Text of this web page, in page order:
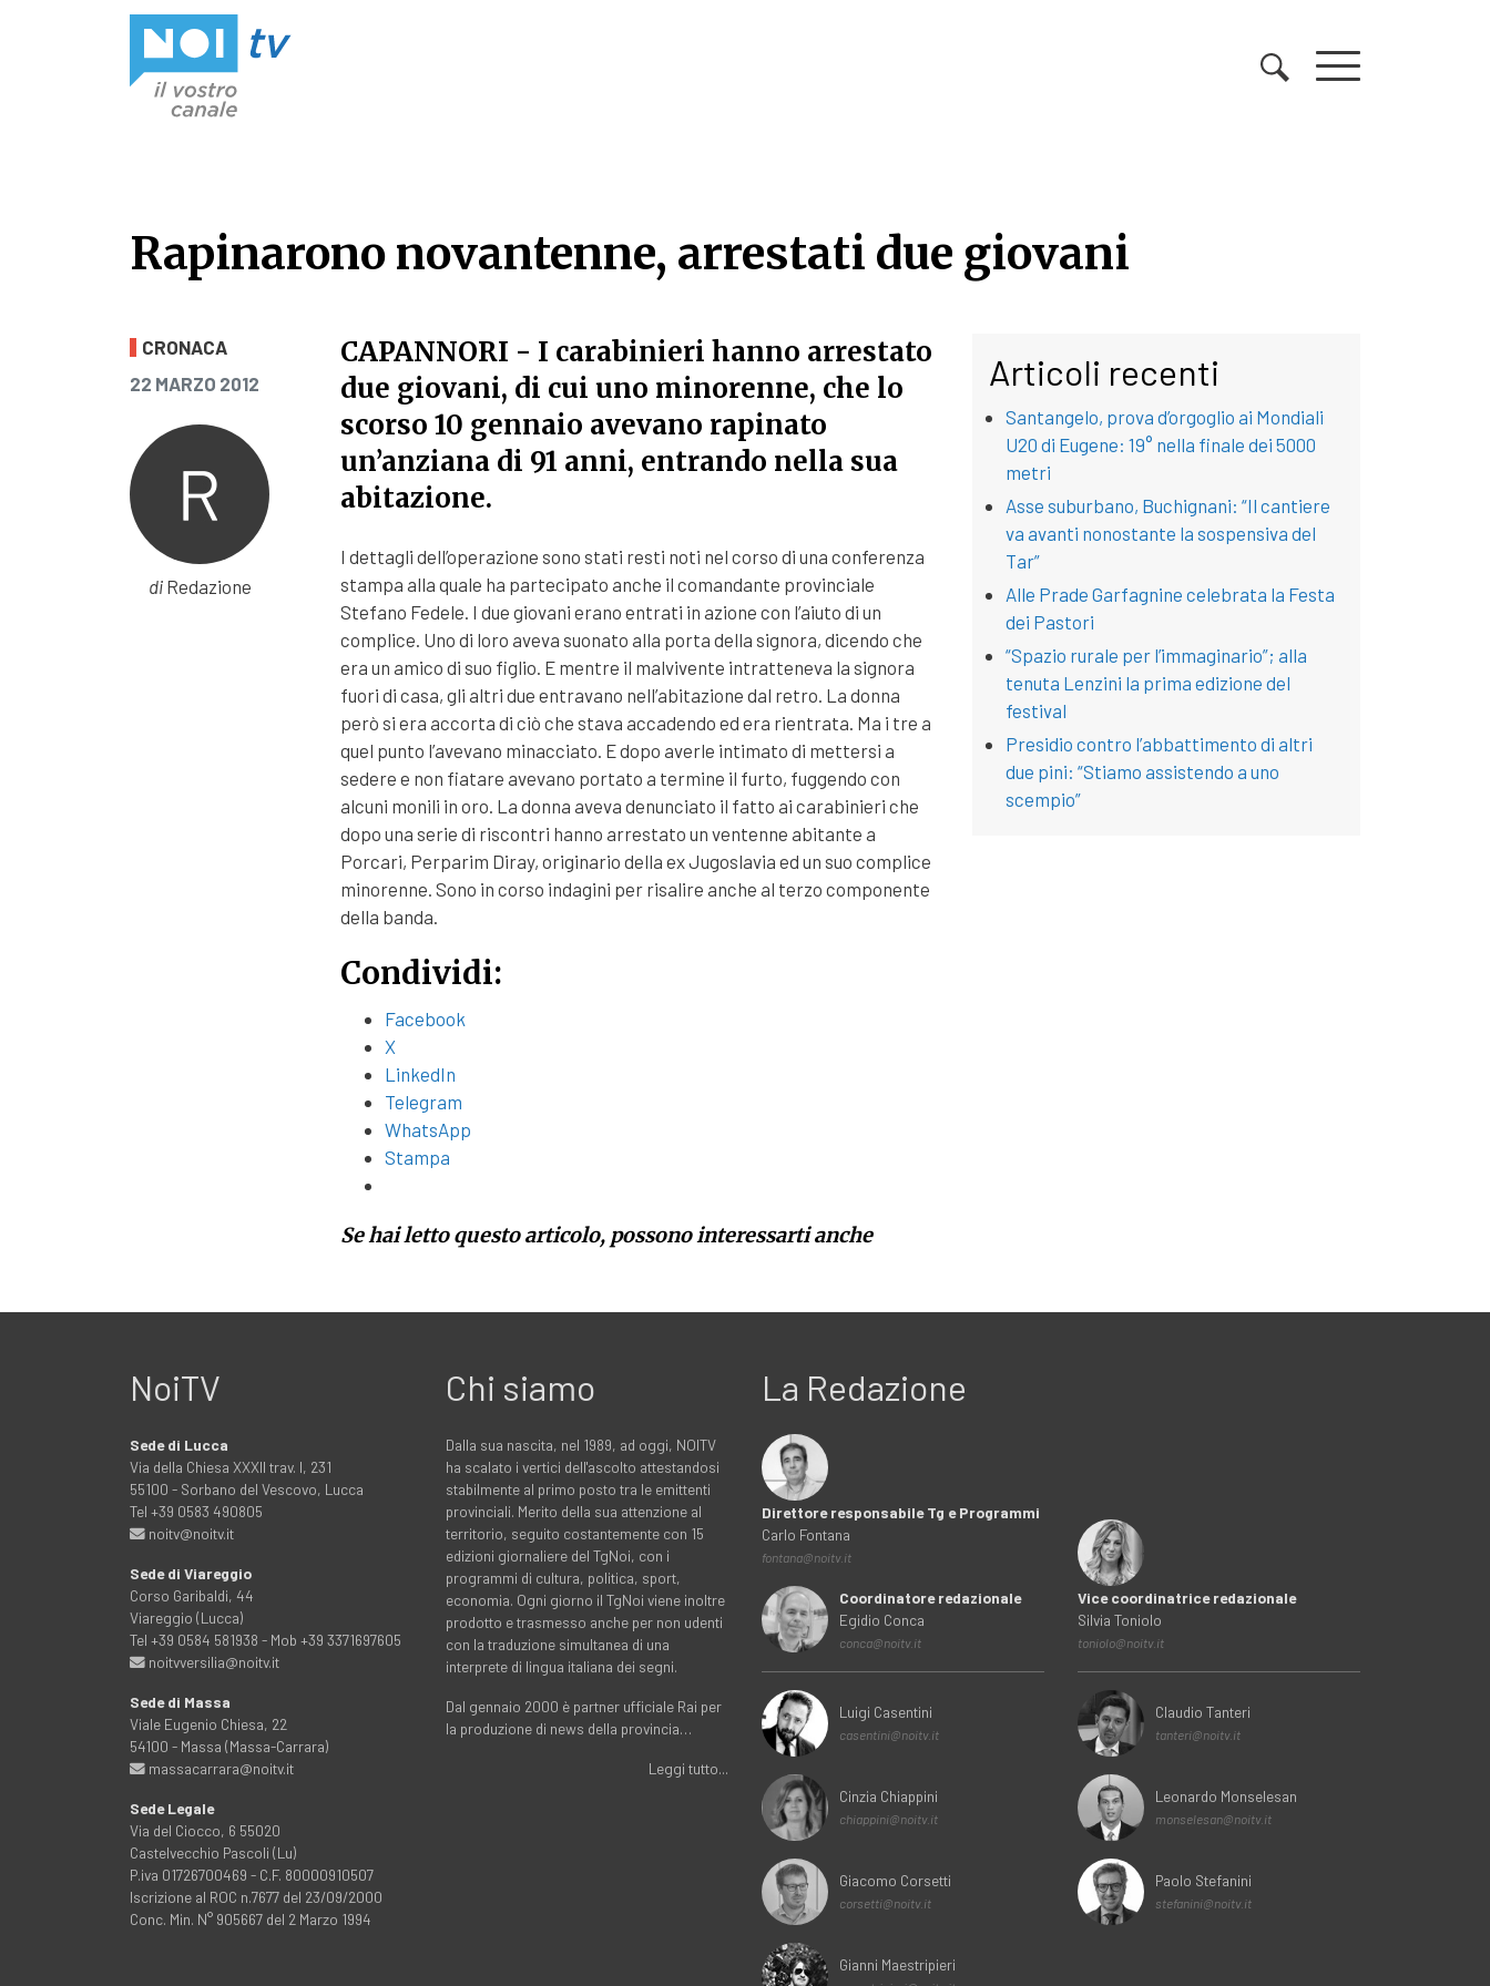
Rapinarono novantenne, arrestati due giovani
Rapinarono novantenne, arrestati due giovani
CRONACA
PUBBLICATO IL
22 MARZO 2012
diRedazione
CAPANNORI - I carabinieri hanno arrestato
due giovani, di cui uno minorenne, che lo
scorso 10 gennaio avevano rapinato
un’anziana di 91 anni, entrando nella sua
abitazione.
I dettagli dell’operazione sono stati resti noti nel corso di una conferenza
stampa alla quale ha partecipato anche il comandante provinciale
Stefano Fedele. I due giovani erano entrati in azione con l’aiuto di un
complice. Uno di loro aveva suonato alla porta della signora, dicendo che
era un amico di suo figlio. E mentre il malvivente intratteneva la signora
fuori di casa, gli altri due entravano nell’abitazione dal retro. La donna
però si era accorta di ciò che stava accadendo ed era rientrata. Ma i tre a
quel punto l’avevano minacciato. E dopo averle intimato di mettersi a
sedere e non fiatare avevano portato a termine il furto, fuggendo con
alcuni monili in oro. La donna aveva denunciato il fatto ai carabinieri che
dopo una serie di riscontri hanno arrestato un ventenne abitante a
Porcari, Perparim Diray, originario della ex Jugoslavia ed un suo complice
minorenne. Sono in corso indagini per risalire anche al terzo componente
della banda.
Condividi:
Facebook
X
LinkedIn
Telegram
WhatsApp
Stampa
Se hai letto questo articolo, possono interessarti anche
Articoli recenti
Santangelo, prova d’orgoglio ai Mondiali
U20 di Eugene: 19° nella finale dei 5000
metri
Asse suburbano, Buchignani: “Il cantiere
va avanti nonostante la sospensiva del
Tar”
Alle Prade Garfagnine celebrata la Festa
dei Pastori
“Spazio rurale per l’immaginario”; alla
tenuta Lenzini la prima edizione del
festival
Presidio contro l’abbattimento di altri
due pini: “Stiamo assistendo a uno
scempio”
NoiTV
Sede di Lucca
Via della Chiesa XXXII trav. I, 231
55100 - Sorbano del Vescovo, Lucca
Tel +39 0583 490805
noitv@noitv.it
Sede di Viareggio
Corso Garibaldi, 44
Viareggio (Lucca)
Tel +39 0584 581938 - Mob +39 3371697605
noitvversilia@noitv.it
Sede di Massa
Viale Eugenio Chiesa, 22
54100 - Massa (Massa-Carrara)
massacarrara@noitv.it
Sede Legale
Via del Ciocco, 6 55020
Castelvecchio Pascoli (Lu)
P.iva 01726700469 - C.F. 80000910507
Iscrizione al ROC n.7677 del 23/09/2000
Conc. Min. N° 905667 del 2 Marzo 1994
Chi siamo
Dalla sua nascita, nel 1989, ad oggi, NOITV
ha scalato i vertici dell'ascolto attestandosi
stabilmente al primo posto tra le emittenti
provinciali. Merito della sua attenzione al
territorio, seguito costantemente con 15
edizioni giornaliere del TgNoi, con i
programmi di cultura, politica, sport,
economia. Ogni giorno il TgNoi viene inoltre
prodotto e trasmesso anche per non udenti
con la traduzione simultanea di una
interprete di lingua italiana dei segni.
Dal gennaio 2000 è partner ufficiale Rai per
la produzione di news della provincia…
Leggi tutto...
La Redazione
Direttore responsabile Tg e Programmi
Carlo Fontana
fontana@noitv.it
Coordinatore redazionale
Egidio Conca
conca@noitv.it
Luigi Casentini
casentini@noitv.it
Cinzia Chiappini
chiappini@noitv.it
Giacomo Corsetti
corsetti@noitv.it
Gianni Maestripieri
Vice coordinatrice redazionale
Silvia Toniolo
toniolo@noitv.it
Claudio Tanteri
tanteri@noitv.it
Leonardo Monselesan
monselesan@noitv.it
Paolo Stefanini
stefanini@noitv.it